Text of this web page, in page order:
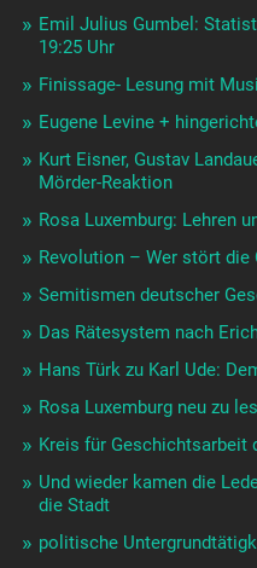
Emil Julius Gumbel:
19:25 Uhr
Finissage- Lesung mit
Eugene Levine +
Kurt Eisner, Gustav
Mörder-Reaktion
Rosa Luxemburg: Lehren
Revolution – Wer stört die
Semitismen deutscher
Das Rätesystem nach
Hans Türk zu Karl Ude:
Rosa Luxemburg neu zu
Kreis für Geschichtsarbeit
Und wieder kamen die
die Stadt
politische